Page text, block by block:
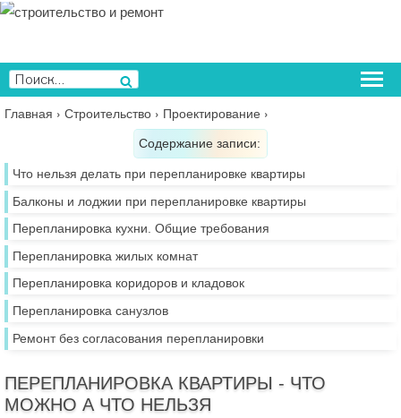
Перейти
содержимому
Искать:
Поиск
Главная › Строительство › Проектирование ›
Содержание записи:
Что нельзя делать при перепланировке квартиры
Балконы и лоджии при перепланировке квартиры
Перепланировка кухни. Общие требования
Перепланировка жилых комнат
Перепланировка коридоров и кладовок
Перепланировка санузлов
Ремонт без согласования перепланировки
ПЕРЕПЛАНИРОВКА КВАРТИРЫ - ЧТО
МОЖНО А ЧТО НЕЛЬЗЯ